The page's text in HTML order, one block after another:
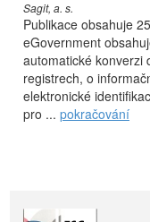
Sagit, a. s.
Publikace obsahuje
eGovernment
automatické konverzi
registrech, o
elektronické
pro ... pokračování